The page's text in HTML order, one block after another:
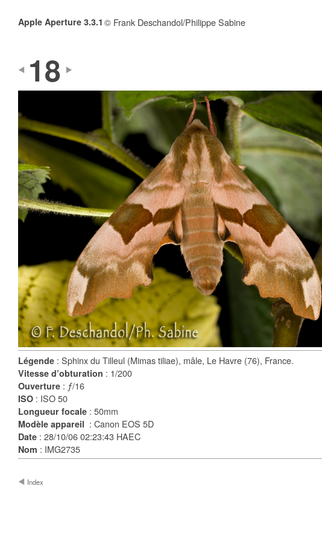
Apple Aperture 3.3.1 © Frank Deschandol/Philippe Sabine
18
Légende : Sphinx du Tilleul (Mimas tiliae), mâle, Le Havre (76), France.
Vitesse d’obturation : 1/200
Ouverture : ƒ/16
ISO : ISO 50
Longueur focale : 50mm
Modèle appareil : Canon EOS 5D
Date : 28/10/06 02:23:43 HAEC
Nom : IMG2735
Index